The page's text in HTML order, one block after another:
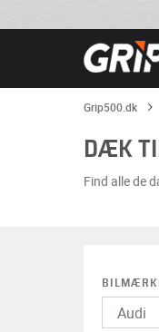
Grip500.dk
DÆK
Find alle de